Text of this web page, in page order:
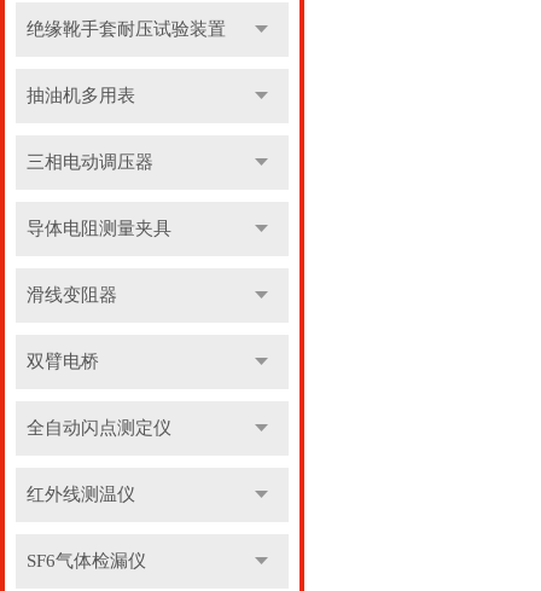
绝缘靴手套耐压试验装置
抽油机多用表
三相电动调压器
导体电阻测量夹具
滑线变阻器
双臂电桥
全自动闪点测定仪
红外线测温仪
SF6气体检漏仪